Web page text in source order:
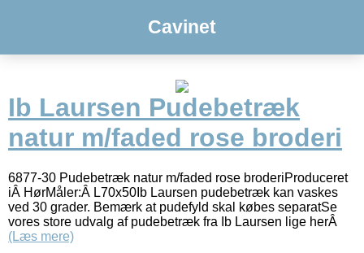
Cavinet
Ib Laursen Pudebetræk
natur m/faded rose broderi
6877-30 Pudebetræk natur m/faded rose broderiProduceret
iÂ HørMåler:Â L70x50Ib Laursen pudebetræk kan vaskes
ved 30 grader. Bemærk at pudefyld skal købes separatSe
vores store udvalg af pudebetræk fra Ib Laursen lige herÂ
(Læs mere)